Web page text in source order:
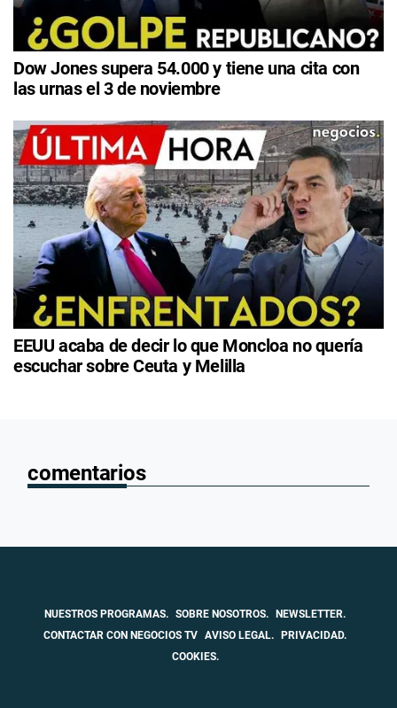
Dow Jones supera 54.000 y tiene una cita con
las urnas el 3 de noviembre
EEUU acaba de decir lo que Moncloa no quería
escuchar sobre Ceuta y Melilla
comentarios
NUESTROS PROGRAMAS. SOBRE NOSOTROS. NEWSLETTER.
CONTACTAR CON NEGOCIOS TV AVISO LEGAL. PRIVACIDAD.
COOKIES.